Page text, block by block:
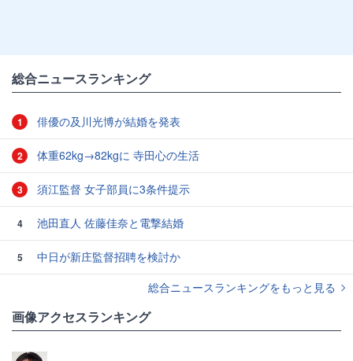
総合ニュースランキング
1 俳優の及川光博が結婚を発表
2 体重62kg→82kgに 寺田心の生活
3 須江監督 女子部員に3条件提示
4 池田直人 佐藤佳奈と電撃結婚
5
中日が新庄監督招聘を検討か
総合ニュースランキングをもっと見る
画像アクセスランキング